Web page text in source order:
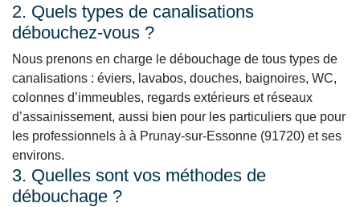
2. Quels types de canalisations
débouchez-vous ?
Nous prenons en charge le débouchage de tous types de
canalisations : éviers, lavabos, douches, baignoires, WC,
colonnes d’immeubles, regards extérieurs et réseaux
d’assainissement, aussi bien pour les particuliers que pour
les professionnels à à Prunay-sur-Essonne (91720) et ses
environs.
3. Quelles sont vos méthodes de
débouchage ?